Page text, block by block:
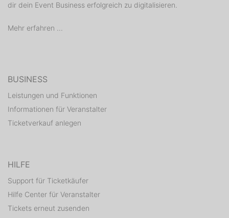
dir dein Event Business erfolgreich zu digitalisieren.
Mehr erfahren ...
BUSINESS
Leistungen und Funktionen
Informationen für Veranstalter
Ticketverkauf anlegen
HILFE
Support für Ticketkäufer
Hilfe Center für Veranstalter
Tickets erneut zusenden